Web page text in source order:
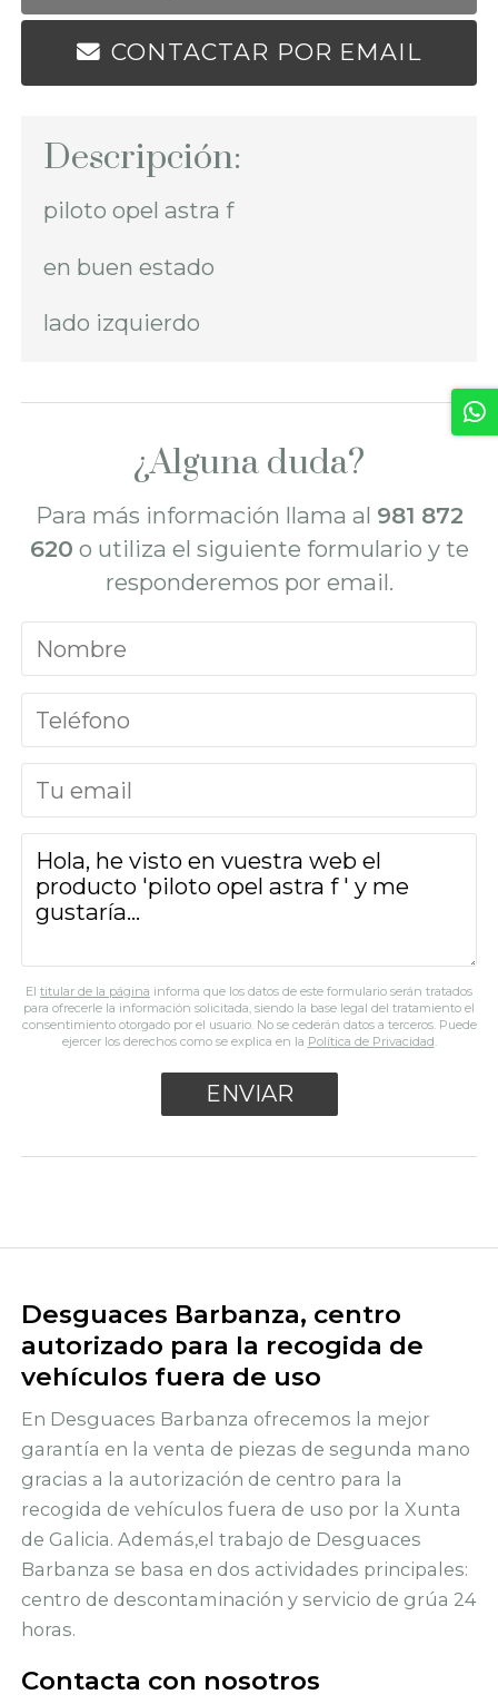
CONTACTAR POR EMAIL
Descripción:
piloto opel astra f
en buen estado
lado izquierdo
¿Alguna duda?
Para más información llama al 981 872
620 o utiliza el siguiente formulario y te
responderemos por email.
El titular de la página informa que los datos de este formulario serán tratados
para ofrecerle la información solicitada, siendo la base legal del tratamiento el
consentimiento otorgado por el usuario. No se cederán datos a terceros. Puede
ejercer los derechos como se explica en la Política de Privacidad
Desguaces Barbanza, centro
autorizado para la recogida de
vehículos fuera de uso
En Desguaces Barbanza ofrecemos la mejor
garantía en la venta de piezas de segunda mano
gracias a la autorización de centro para la
recogida de vehículos fuera de uso por la Xunta
de Galicia. Además,el trabajo de Desguaces
Barbanza se basa en dos actividades principales:
centro de descontaminación y servicio de grúa 24
horas.
Contacta con nosotros